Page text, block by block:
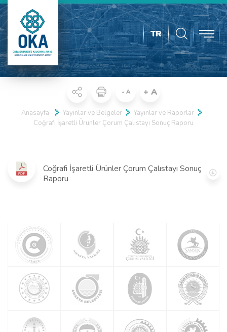
TR
- A + A
Anasayfa Yayınlar ve Belgeler
Yayınlar ve Raporlar
Coğrafi İşaretli Ürünler Çorum Çalıstayı Sonuç Raporu
Coğrafi İşaretli Ürünler Çorum Çalıstayı Sonuç
Raporu